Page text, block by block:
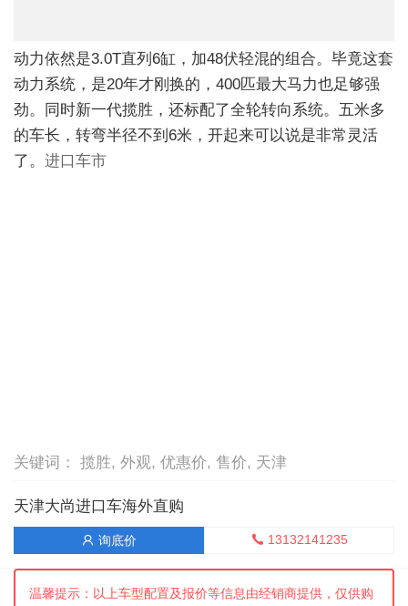
动力依然是3.0T直列6缸，加48伏轻混的组合。毕竟这套
动力系统，是20年才刚换的，400匹最大马力也足够强
劲。同时新一代揽胜，还标配了全轮转向系统。五米多
的车长，转弯半径不到6米，开起来可以说是非常灵活
了。 进口车市
关键词： 揽胜, 外观, 优惠价, 售价, 天津
天津大尚进口车海外直购
 询底价  13132141235
温馨提示：以上车型配置及报价等信息由经销商提供，仅供购